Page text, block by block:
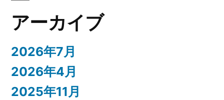
アーカイブ
2026年7月
2026年4月
2025年11月